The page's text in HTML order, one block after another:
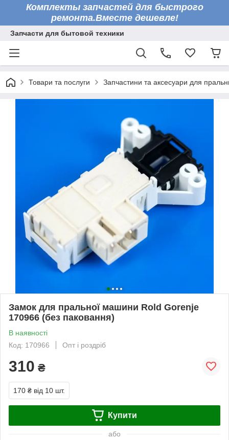
Комплекты запчастей для быстрого
ремонта.Вместе дешевле!
Запчасти для бытовой техники
Товари та послуги Запчастини та аксесуари для
Замок для пральної машини Rold Gorenje
170966 (без паковання)
В наявності
Код: 170966
Опт і роздріб
310 ₴
170 ₴ від 10 шт.
Купити
або